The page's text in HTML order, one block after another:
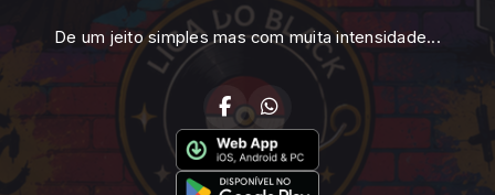
De um jeito simples mas com muita intensidade...